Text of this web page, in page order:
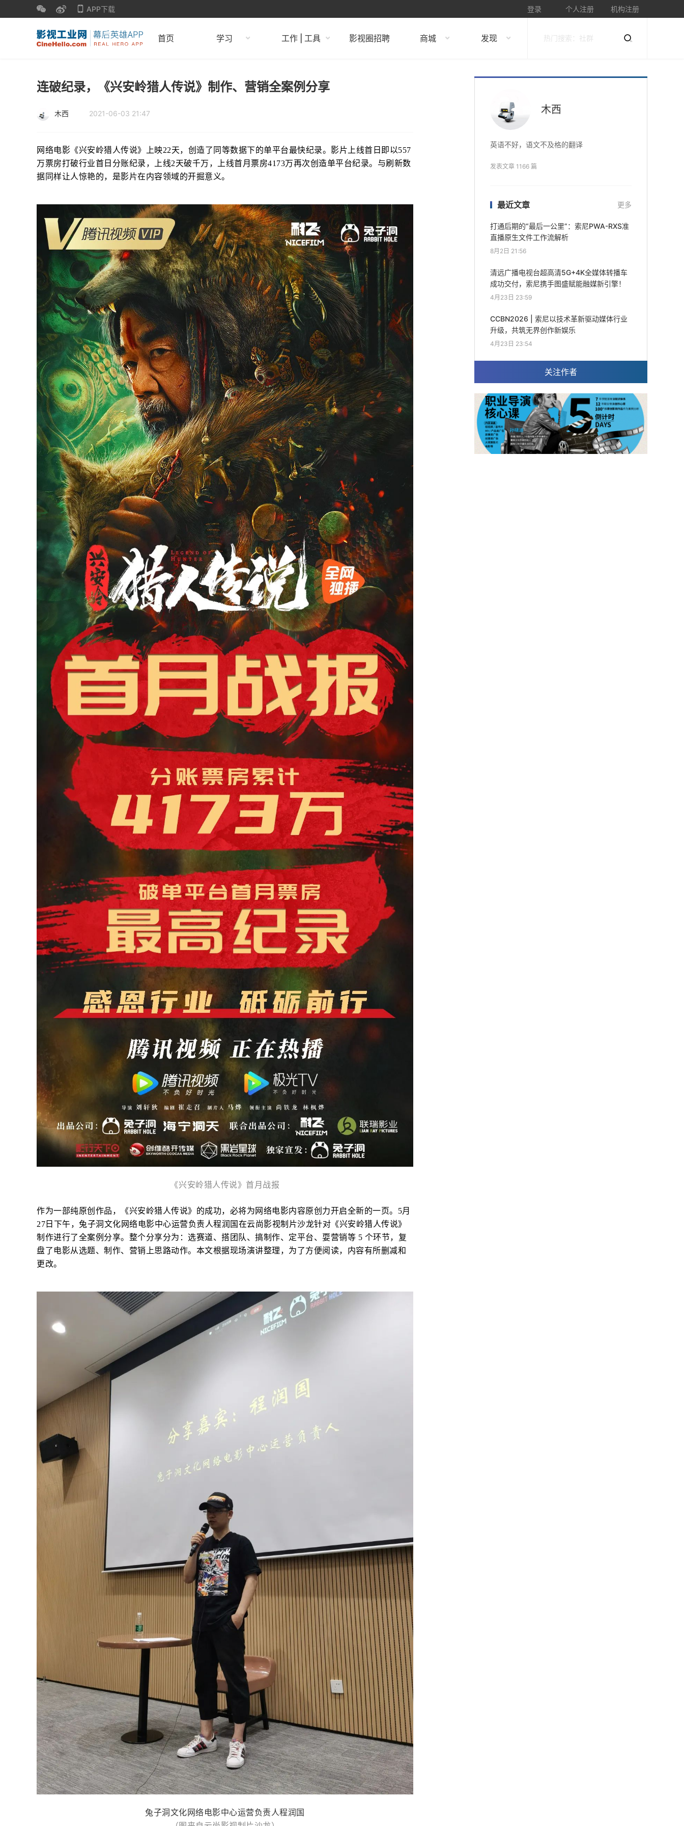
APP下载 登录 个人注册 机构注册
首页 学习 工作 | 工具 影视圈招聘 商城 发现
连破纪录，《兴安岭猎人传说》制作、营销全案例分享
木西 2021-06-03 21:47
网络电影《兴安岭猎人传说》上映22天，创造了同等数据下的单平台最快纪录。影片上线首日即以557
万票房打破行业首日分账纪录，上线2天破千万，上线首月票房4173万再次创造单平台纪录。与刷新数
据同样让人惊艳的，是影片在内容领域的开掘意义。
《兴安岭猎人传说》首月战报
作为一部纯原创作品，《兴安岭猎人传说》的成功，必将为网络电影内容原创力开启全新的一页。5月
27日下午，兔子洞文化网络电影中心运营负责人程润国在云尚影视制片沙龙针对《兴安岭猎人传说》
制作进行了全案例分享。整个分享分为：选赛道、搭团队、搞制作、定平台、耍营销等 5 个环节，复
盘了电影从选题、制作、营销上思路动作。本文根据现场演讲整理，为了方便阅读，内容有所删减和
更改。
兔子洞文化网络电影中心运营负责人程润国
木西
英语不好，语文不及格的翻译
发表文章 1166 篇
最近文章 更多
打通后期的“最后一公里”：索尼PWA-RXS准
直播原生文件工作流解析
8月2日 21:56
清远广播电视台超高清5G+4K全媒体转播车
成功交付，索尼携手图盛赋能融媒新引擎！
4月23日 23:59
CCBN2026 | 索尼以技术革新驱动媒体行业
升级，共筑无界创作新娱乐
4月23日 23:54
关注作者